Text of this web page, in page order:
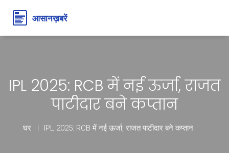
IPL 2025: RCB में नई ऊर्जा, राजत
पाटीदार बने कप्तान
घर IPL 2025: RCB में नई ऊर्जा, राजत पाटीदार बने कप्तान